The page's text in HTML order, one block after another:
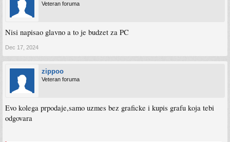
Veteran foruma
Nisi napisao glavno a to je budzet za PC
Dec 17, 2024
zippoo
Veteran foruma
Evo kolega prpodaje,samo uzmes bez graficke i kupis grafu koja tebi
odgovara